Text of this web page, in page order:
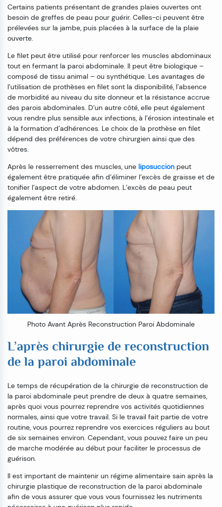
Certains patients présentant de grandes plaies ouvertes ont
besoin de greffes de peau pour guérir. Celles-ci peuvent être
prélevées sur la jambe, puis placées à la surface de la plaie
ouverte.
Le filet peut être utilisé pour renforcer les muscles abdominaux
tout en fermant la paroi abdominale. Il peut être biologique –
composé de tissu animal – ou synthétique. Les avantages de
l’utilisation de prothèses en filet sont la disponibilité, l’absence
de morbidité au niveau du site donneur et la résistance accrue
des parois abdominales. D’un autre côté, elle peut également
vous rendre plus sensible aux infections, à l’érosion intestinale et
à la formation d’adhérences. Le choix de la prothèse en filet
dépend des préférences de votre chirurgien ainsi que des
vôtres.
Après le resserrement des muscles, une liposuccion peut
également être pratiquée afin d’éliminer l’excès de graisse et de
tonifier l’aspect de votre abdomen. L’excès de peau peut
également être retiré.
Photo Avant Après Reconstruction Paroi Abdominale
L’après chirurgie de reconstruction
de la paroi abdominale
Le temps de récupération de la chirurgie de reconstruction de
la paroi abdominale peut prendre de deux à quatre semaines,
après quoi vous pourrez reprendre vos activités quotidiennes
normales, ainsi que votre travail. Si le travail fait partie de votre
routine, vous pourrez reprendre vos exercices réguliers au bout
de six semaines environ. Cependant, vous pouvez faire un peu
de marche modérée au début pour faciliter le processus de
guérison.
Il est important de maintenir un régime alimentaire sain après la
chirurgie plastique de reconstruction de la paroi abdominale
afin de vous assurer que vous vous fournissez les nutriments